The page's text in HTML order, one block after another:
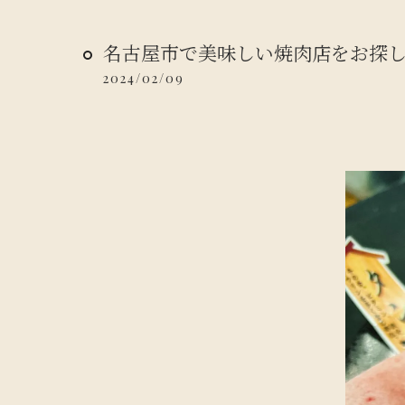
名古屋市で美味しい焼肉店をお探
2024/02/09